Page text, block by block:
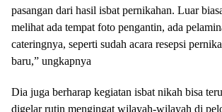
pasangan dari hasil isbat pernikahan. Luar
melihat ada tempat foto pengantin, ada
cateringnya, seperti sudah acara resepsi
baru,” ungkapnya
Dia juga berharap kegiatan isbat nikah bisa
digelar rutin mengingat wilayah-wilayah di